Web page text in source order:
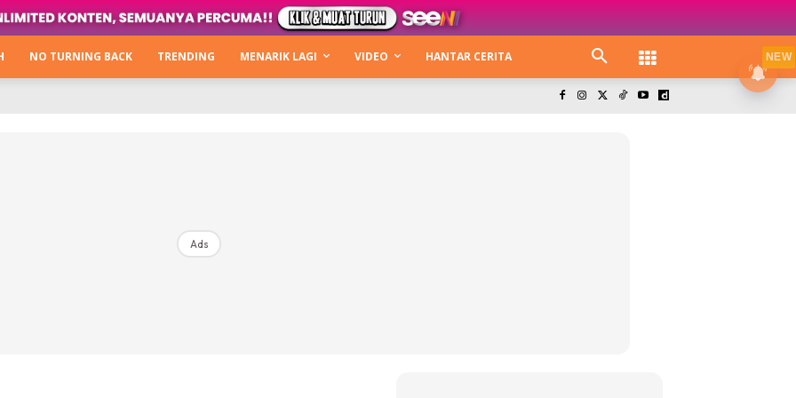
Hijabista
Next Level
NO TURNING BACK TRENDING MENARIK LAGI VIDEO HANTAR CERITA
Ads
NEW